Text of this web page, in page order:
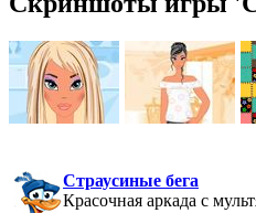
Страусиные бега
Красочная аркада с